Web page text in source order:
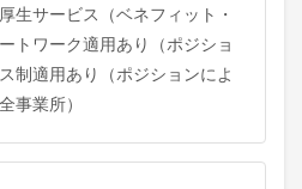
生サービス（ベネフィット・
トワーク適用あり（ポジショ
制適用あり（ポジションによ
事業所）